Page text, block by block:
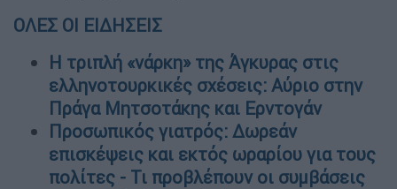
ΟΛΕΣ ΟΙ ΕΙΔΗΣΕΙΣ
Η τριπλή «νάρκη» της Άγκυρας στις
ελληνοτουρκικές σχέσεις: Αύριο στην
Πράγα Μητσοτάκης και Ερντογάν
Προσωπικός γιατρός: Δωρεάν
επισκέψεις και εκτός ωραρίου για τους
πολίτες - Τι προβλέπουν οι συμβάσεις